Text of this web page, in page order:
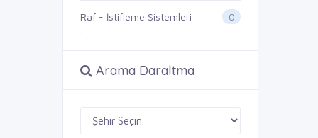
Raf - İstifleme Sistemleri 0
Arama Daraltma